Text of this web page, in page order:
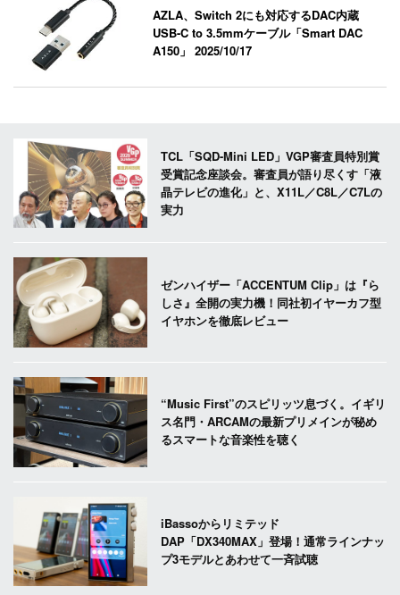
AZLA、Switch 2にも対応するDAC内蔵
USB-C to 3.5mmケーブル「Smart DAC
A150」2025/10/17
TCL「SQD-Mini LED」VGP審査員特別賞
受賞記念座談会。審査員が語り尽くす「液
晶テレビの進化」と、X11L／C8L／C7Lの
実力
ゼンハイザー「ACCENTUM Clip」は『ら
しさ』全開の実力機！同社初イヤーカフ型
イヤホンを徹底レビュー
“Music First”のスピリッツ息づく。イギリ
ス名門・ARCAMの最新プリメインが秘め
るスマートな音楽性を聴く
iBassoからリミテッド
DAP「DX340MAX」登場！通常ラインナッ
プ3モデルとあわせて一斉試聴